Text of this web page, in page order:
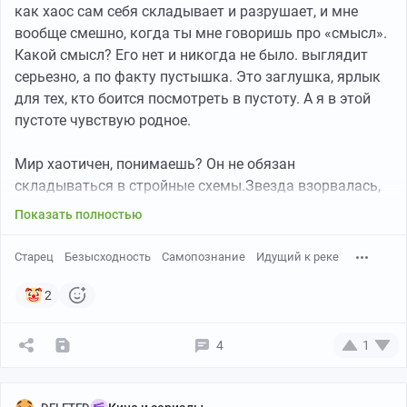
как хаос сам себя складывает и разрушает, и мне
вообще смешно, когда ты мне говоришь про «смысл».
Какой смысл? Его нет и никогда не было. выглядит
серьезно, а по факту пустышка. Это заглушка, ярлык
для тех, кто боится посмотреть в пустоту. А я в этой
пустоте чувствую родное.
Мир хаотичен, понимаешь? Он не обязан
складываться в стройные схемы.Звезда взорвалась,
осколки столкнулись, слились в планеты, случайные
цепочек выстроились первые простейшие клетки,
И в ней, как и в нашей, нет никакого, блять плана,
которые пересекаются и рвутся. И я, вместо того
Показать полностью
Старец Безысходность Самопознание Идущий к реке
2
4 1